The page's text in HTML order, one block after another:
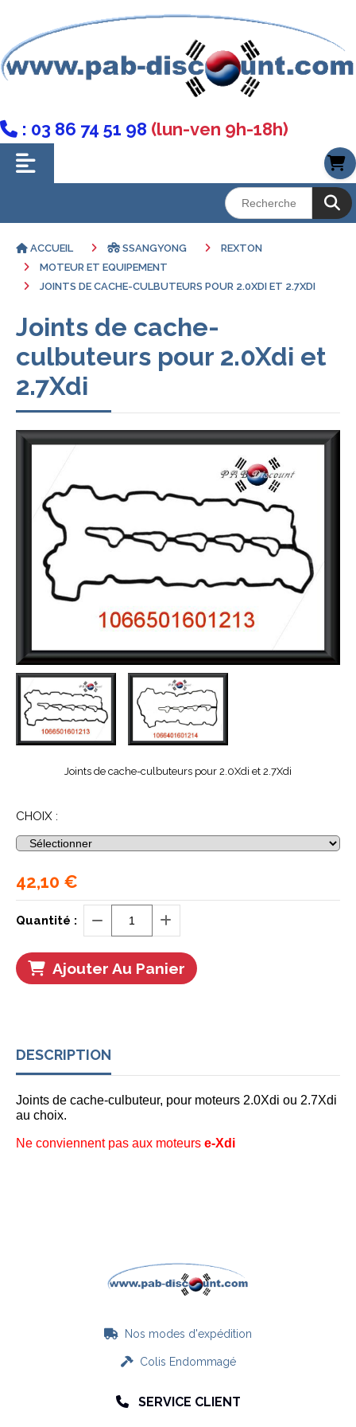
 : 03 86 74 51 98 (lun-ven 9h-18h)
ACCUEIL SSANGYONG
REXTON
MOTEUR ET EQUIPEMENT
JOINTS DE CACHE-CULBUTEURS POUR 2.0XDI ET 2.7XDI
Joints de cache-
culbuteurs pour 2.0Xdi et
2.7Xdi
Joints de cache-culbuteurs pour 2.0Xdi et 2.7Xdi
CHOIX :
42,10 €
Quantité :
Ajouter Au Panier
DESCRIPTION
Joints de cache-culbuteur, pour moteurs 2.0Xdi ou 2.7Xdi
au choix.
Ne conviennent pas aux moteurs e-Xdi
 Nos modes d'expédition
Colis Endommagé
 SERVICE CLIENT